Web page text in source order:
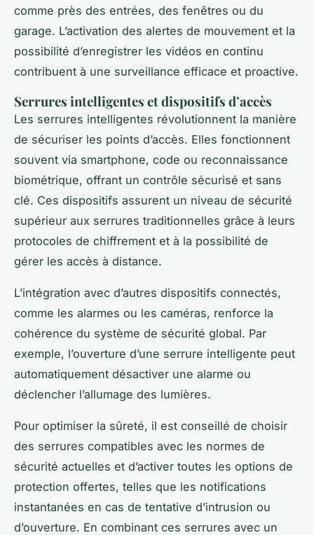
comme près des entrées, des fenêtres ou du
garage. L’activation des alertes de mouvement et la
possibilité d’enregistrer les vidéos en continu
contribuent à une surveillance efficace et proactive.
Serrures intelligentes et dispositifs d’accès
Les serrures intelligentes révolutionnent la manière
de sécuriser les points d’accès. Elles fonctionnent
souvent via smartphone, code ou reconnaissance
biométrique, offrant un contrôle sécurisé et sans
clé. Ces dispositifs assurent un niveau de sécurité
supérieur aux serrures traditionnelles grâce à leurs
protocoles de chiffrement et à la possibilité de
gérer les accès à distance.
L’intégration avec d’autres dispositifs connectés,
comme les alarmes ou les caméras, renforce la
cohérence du système de sécurité global. Par
exemple, l’ouverture d’une serrure intelligente peut
automatiquement désactiver une alarme ou
déclencher l’allumage des lumières.
Pour optimiser la sûreté, il est conseillé de choisir
des serrures compatibles avec les normes de
sécurité actuelles et d’activer toutes les options de
protection offertes, telles que les notifications
instantanées en cas de tentative d’intrusion ou
d’ouverture. En combinant ces serrures avec un